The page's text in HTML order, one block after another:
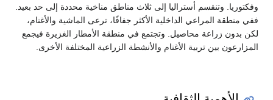
وفكتوريا. وتنقسم أستراليا إلى ثلاث مناطق مناخية محددة إلى حد بعيد.
ففي منطقة المراعي الداخلية الأكثر جفافًا، ترعى الماشية والأغنام،
لكن بدون زراعة محاصيل. وتجتمع في منطقة الأمطار الغزيرة فيجمع
المزارعون بين تربية الأغنام والأنشطة الزراعية المختلفة الأخرى.